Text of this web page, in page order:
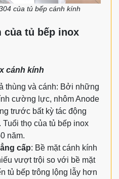
của tủ bếp cánh kính
của tủ bếp inox
cánh kính
thùng và cánh: Bởi những
cường lực, nhôm Anode
trước bất kỳ tác động
thọ của tủ bếp inox
năm.
cấp: Bề mặt cánh kính
vượt trội so với bề mặt
tủ bếp trông lộng lẫy hơn